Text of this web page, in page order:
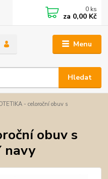
Menu
Hledat
0 ks
za 0,00 Kč
- celoroční obuv s
obuv s
navy